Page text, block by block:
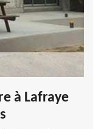
à Lafraye